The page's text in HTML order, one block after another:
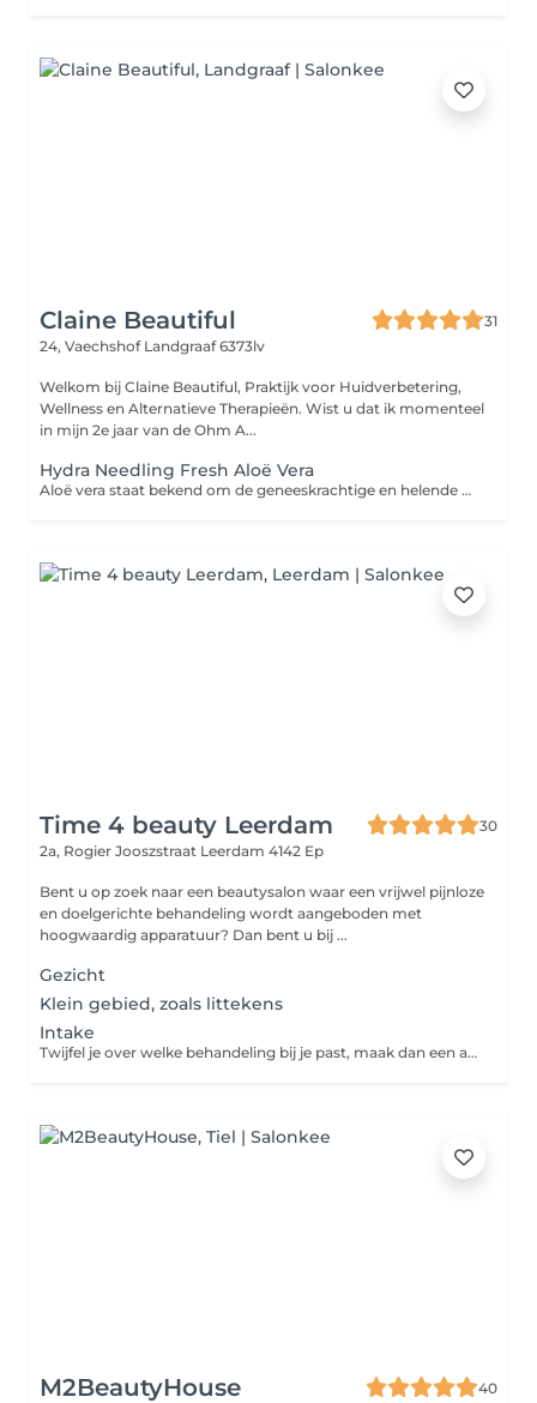
Claine Beautiful
31
24, Vaechshof Landgraaf 6373lv
Welkom bij Claine Beautiful, Praktijk voor Huidverbetering,
Wellness en Alternatieve Therapieën. Wist u dat ik momenteel
in mijn 2e jaar van de Ohm A...
Hydra Needling Fresh Aloë Vera
Aloë vera staat bekend om de geneeskrachtige en helende werking. Het kalmeert de huid na brandwonden en aloë vera wordt ook tegen acne ingezet. Aloë vera zit boordevol vitamine A, C en E: en deze vitaminen helpen insectenbeten, kleine brandwonden en zonbeschadiging te genezen. Bepaalde stoffen in de aloë vera plant 'trekken' de brand uit je huid en bieden direct verkoeling; of je nu een flinke brandwond hebt of wat te lang in de zon hebt gelegen. De kleine concentratie anthraquinone die je in de gel terugvindt werkt daarbij ook nog eens pijnstillend.
Time 4 beauty Leerdam
30
2a, Rogier Jooszstraat Leerdam 4142 Ep
Bent u op zoek naar een beautysalon waar een vrijwel pijnloze
en doelgerichte behandeling wordt aangeboden met
hoogwaardig apparatuur? Dan bent u bij ...
Gezicht
Klein gebied, zoals littekens
Intake
Twijfel je over welke behandeling bij je past, maak dan een afspraak voor een vrijblijvend intake
M2BeautyHouse
40